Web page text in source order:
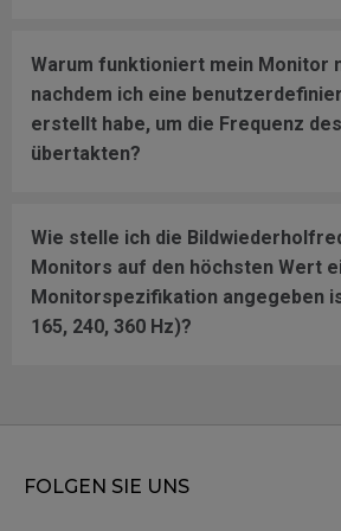
Warum funktioniert mein Monitor
nachdem ich eine
erstellt habe, um die Frequenz
übertakten?
Wie stelle ich die
Monitors auf den höchsten Wert
Monitorspezifikation angegeben
165, 240, 360 Hz)?
FOLGEN SIE UNS